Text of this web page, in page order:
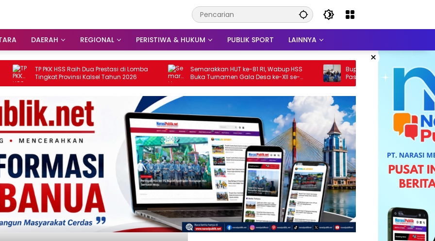
DAERAH REGIONAL PERISTIWA & HUKUM PUBLIK SPORT LAINNYA
×
HSS Raih Dua Prestasi di Lomba
Provinsi Kalsel Tahun 2026
Semarakkan HUT ke-81 RI, Wabup HSS
Buka Turnamen Gala Desa ke-XII se-
Bamban
Bupati Sahrujani Beri Motivasi Calon
Paskibraka HSU 2026